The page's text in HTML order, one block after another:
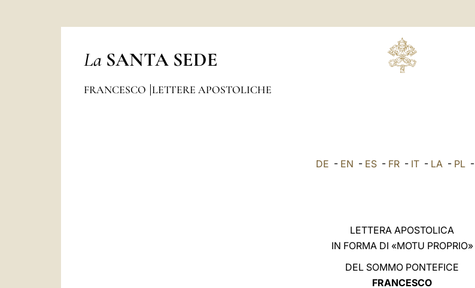
La SANTA SEDE
FRANCESCO LETTERE APOSTOLICHE
DE - EN - ES- FR- IT- LA- PL-
LETTERA APOSTOLICA
IN FORMA DI «MOTU PROPRIO»
DEL SOMMO PONTEFICE
FRANCESCO